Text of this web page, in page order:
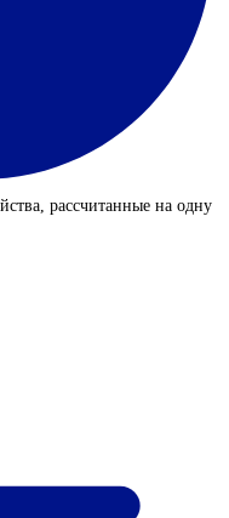
рассчитанные на одну